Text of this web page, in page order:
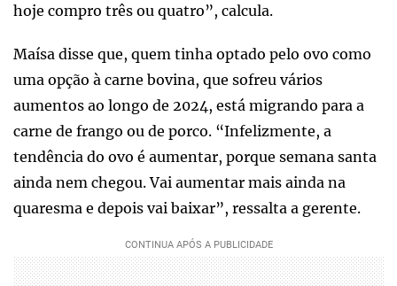
hoje compro três ou quatro”, calcula.
Maísa disse que, quem tinha optado pelo ovo como
uma opção à carne bovina, que sofreu vários
aumentos ao longo de 2024, está migrando para a
carne de frango ou de porco. “Infelizmente, a
tendência do ovo é aumentar, porque semana santa
ainda nem chegou. Vai aumentar mais ainda na
quaresma e depois vai baixar”, ressalta a gerente.